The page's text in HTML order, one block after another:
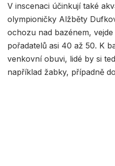
V inscenaci účinkují také
olympioničky Alžběty
ochozu nad bazénem,
pořadatelů asi 40 až 50. K
venkovní obuvi, lidé by si
například žabky, případně